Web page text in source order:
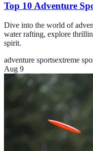
Top 10 Adventure
Dive into the world of
water rafting, explore
spirit.
adventure sportsextreme
Aug 9